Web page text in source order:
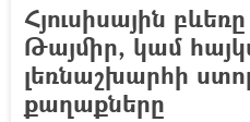
Հյուսիսային
Թայմիր, կամ
լեռնաշխարհի
քաղաքները